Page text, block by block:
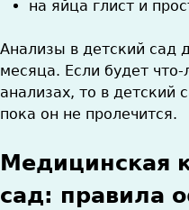
на яйца глист и
Анализы в детский сад
месяца. Если будет
анализах, то в детский
пока он не пролечится.
Медицинская
сад: правила